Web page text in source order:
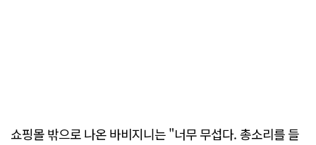
쇼핑몰 밖으로 나온 바비지니는 "너무 무섭다. 총소리를 들